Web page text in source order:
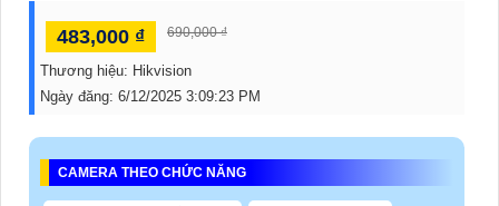
483,000 ₫ 690,000 ₫
Thương hiệu: Hikvision
Ngày đăng: 6/12/2025 3:09:23 PM
CAMERA THEO CHỨC NĂNG